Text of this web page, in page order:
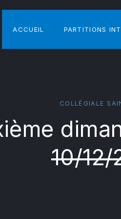
ACCUEIL PARTITIONS
COLLÉGIALE
10/